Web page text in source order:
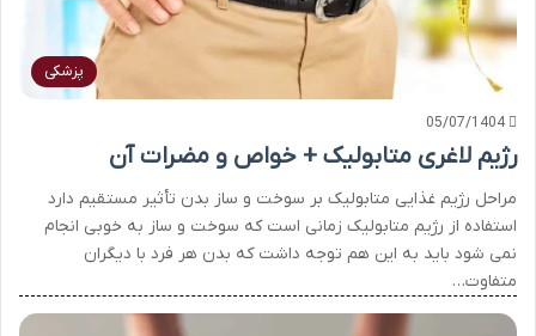
پزشکی
05/07/1404
رژیم لاغری متابولیک + خواص و مضرات آن
مراحل رژیم غذایی متابولیک بر سوخت و ساز بدن تأثیر مستقیم دارد
استفاده از رژیم متابولیک زمانی است که سوخت و ساز به خوبی انجام
نمی شود باید به این هم توجه داشت که بدن هر فرد با دیگران
متفاوت…